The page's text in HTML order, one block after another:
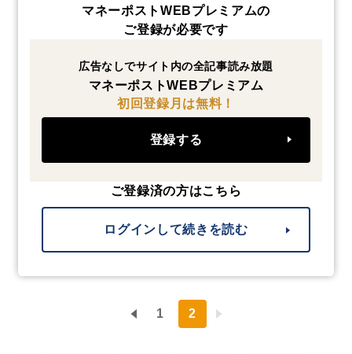
マネーポストWEBプレミアムの
ご登録が必要です
広告なしでサイト内の全記事読み放題
マネーポストWEBプレミアム
初回登録月は無料！
登録する
ご登録済の方はこちら
ログインして続きを読む
1 2